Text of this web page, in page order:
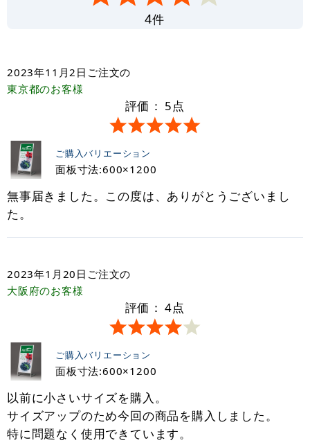
4件
2023年11月2日 ご注文の
東京都のお客様
評価： 5点
ご購入バリエーション
面板寸法:600×1200
無事届きました。この度は、ありがとうございまし
た。
2023年1月20日 ご注文の
大阪府のお客様
評価： 4点
ご購入バリエーション
面板寸法:600×1200
以前に小さいサイズを購入。
サイズアップのため今回の商品を購入しました。
特に問題なく使用できています。